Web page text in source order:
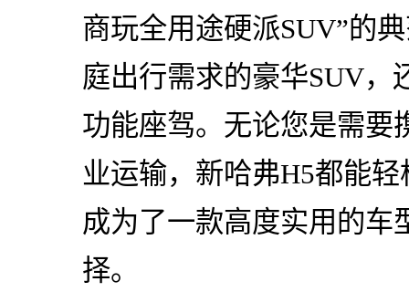
商玩全用途硬派SUV”的
庭出行需求的豪华SUV，
功能座驾。无论您是需要
业运输，新哈弗H5都能
成为了一款高度实用的车
择。